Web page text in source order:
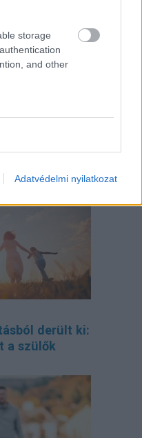
storage
and other
Adatvédelmi nyilatkozat
derült ki:
a szülők